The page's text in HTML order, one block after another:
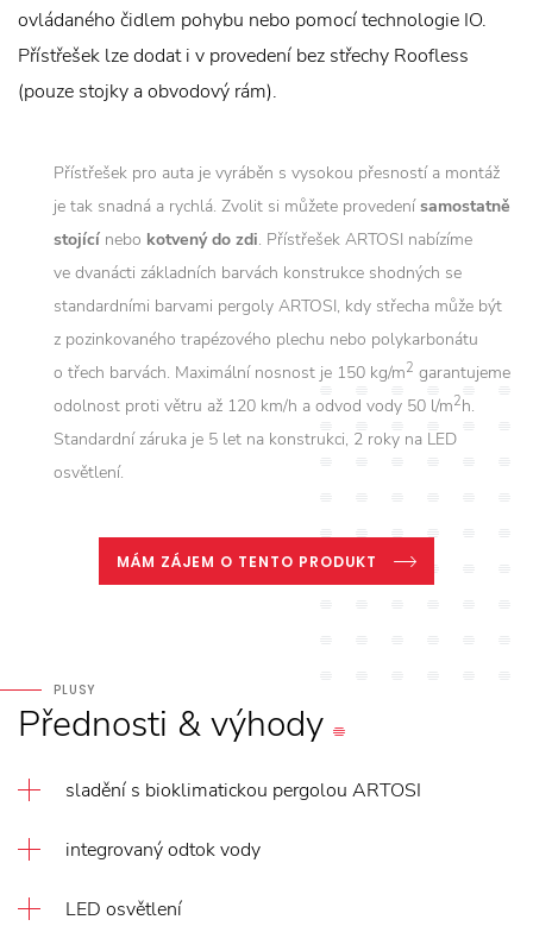
ovládaného čidlem pohybu nebo pomocí technologie IO.
Přístřešek lze dodat i v provedení bez střechy Roofless
(pouze stojky a obvodový rám).
Přístřešek pro auta je vyráběn s vysokou přesností a montáž
je tak snadná a rychlá. Zvolit si můžete provedenísamostatně
stojící nebo kotvený do zdi. Přístřešek ARTOSI nabízíme
ve dvanácti základních barvách konstrukce shodných se
standardními barvami pergoly ARTOSI, kdy střecha může být
z pozinkovaného trapézového plechu nebo polykarbonátu
o třech barvách. Maximální nosnost je 150 kg/m2 garantujeme
odolnost proti větru až 120 km/h a odvod vody 50 l/m2h.
Standardní záruka je 5 let na konstrukci, 2 roky na LED
osvětlení.
MÁM ZÁJEM O TENTO PRODUKT
PLUSY
Přednosti &výhody
sladění s bioklimatickou pergolou ARTOSI
integrovaný odtok vody
LED osvětlení